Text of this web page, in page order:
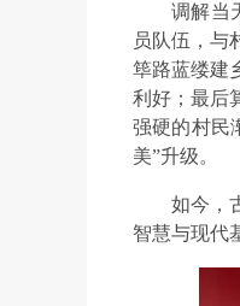
调解当
员队伍，与
筚路蓝缕建
利好；最后
强硬的村民
美”升级。
如今，
智慧与现代